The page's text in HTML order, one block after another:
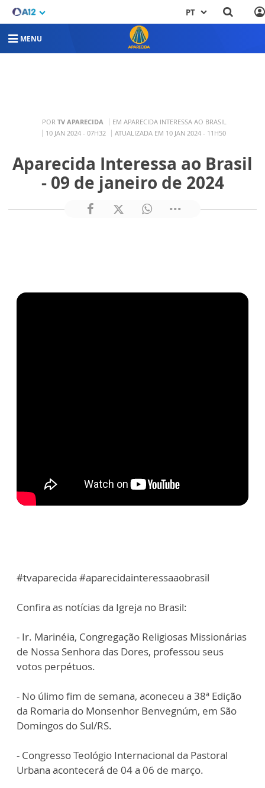
PT
MENU
POR TV APARECIDA
EM APARECIDA INTERESSA AO BRASIL
10 JAN 2024 - 07H32
ATUALIZADA EM 10 JAN 2024 - 11H50
Aparecida Interessa ao Brasil
- 09 de janeiro de 2024
#tvaparecida #aparecidainteressaaobrasil
Confira as notícias da Igreja no Brasil:
- Ir. Marinéia, Congregação Religiosas Missionárias
de Nossa Senhora das Dores, professou seus
votos perpétuos.
- No úlimo fim de semana, aconeceu a 38ª Edição
da Romaria do Monsenhor Benvegnúm, em São
Domingos do Sul/RS.
- Congresso Teológio Internacional da Pastoral
Urbana acontecerá de 04 a 06 de março.